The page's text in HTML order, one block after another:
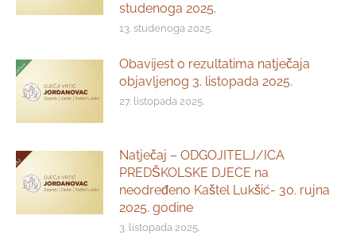
studenoga 2025.
13. studenoga 2025.
Obavijest o rezultatima natječaja
objavljenog 3. listopada 2025.
27. listopada 2025.
Natječaj – ODGOJITELJ/ICA
PREDŠKOLSKE DJECE na
neodređeno Kaštel Lukšić- 30. rujna
2025. godine
3. listopada 2025.